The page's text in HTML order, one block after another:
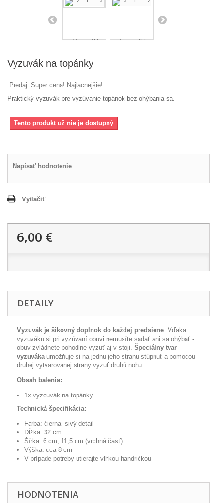
Vyzuvák na topánky
Predaj. Super cena! Najlacnejšie!
Praktický vyzuvák pre vyzúvanie topánok bez ohýbania sa.
Tento produkt už nie je dostupný
Napísať hodnotenie
Vytlačiť
6,00 €
DETAILY
Vyzuvák je šikovný doplnok do každej predsiene . Vďaka
vyzuváku si pri vyzúvaní obuvi nemusíte sadať ani sa ohýbať -
obuv zvládnete pohodlne vyzuť aj v stoji. Špeciálny tvar
vyzuváka umožňuje si na jednu jeho stranu stúpnuť a pomocou
druhej vytvarovanej strany vyzuť druhú nohu.
Obsah balenia:
1x vyzouvák na topánky
Technická špecifikácia:
Farba: čierna, sivý detail
Dĺžka: 32 cm
Šírka: 6 cm, 11,5 cm (vrchná časť)
Výška: cca 8 cm
V prípade potreby utierajte vlhkou handričkou
HODNOTENIA